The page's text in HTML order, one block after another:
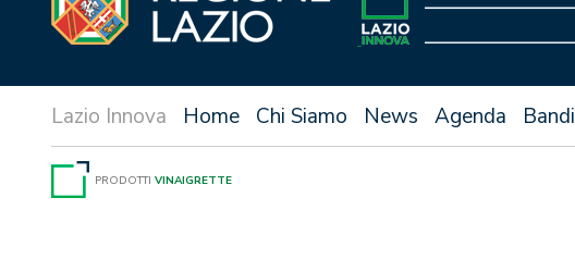
Home Chi Siamo News Agenda Bandi
PRODOTTI VINAIGRETTE